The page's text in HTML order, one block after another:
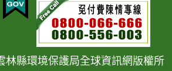
林縣環境保護局全球資訊網版權所